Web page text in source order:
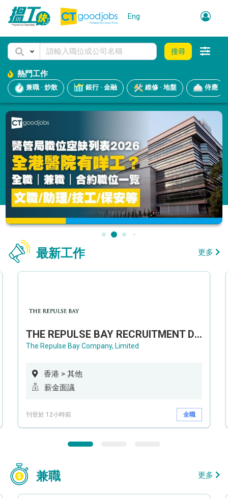
Eng
搜尋
熱門工作
兼職 · 炒散 銀行 · 金融 維修 · 地盤 侍應
最新工作 更多
THE REPULSE BAY RECRUITMENT DAY 淺水灣影灣園人才招聘會
The Repulse Bay Company, Limited
香港 > 其他
薪金面議
刊登於 12小時前 全職
兼職 更多